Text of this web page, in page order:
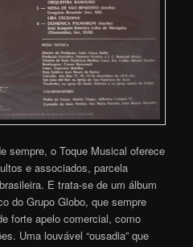
sempre, o Toque Musical oferece
e associados, parcela
E trata-se de um álbum
do Grupo Globo, que sempre
forte apelo comercial, como
Uma louvável “ousadia” que